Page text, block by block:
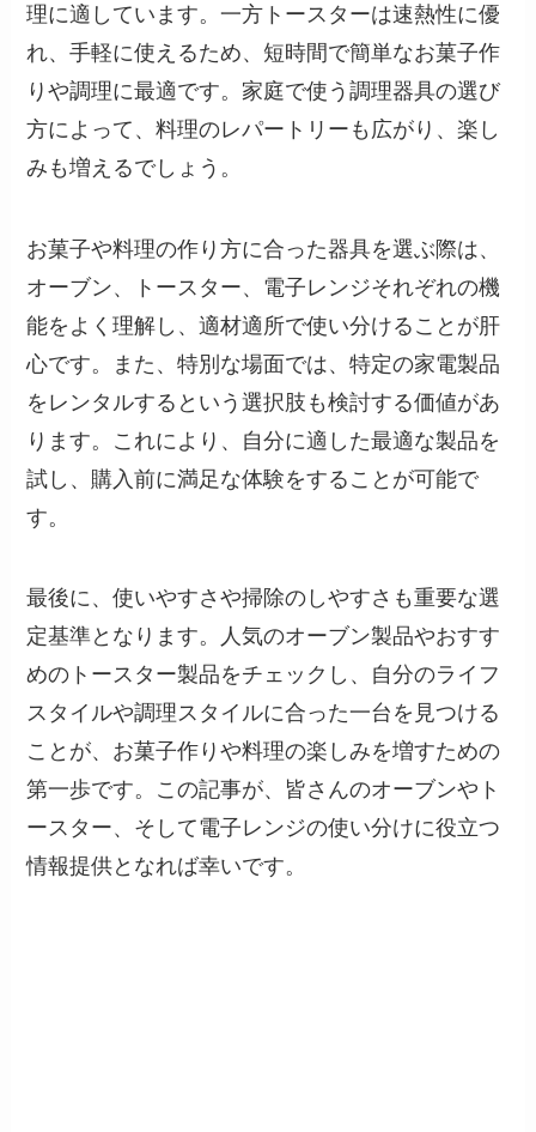
理に適しています。一方トースターは速熱性に優
れ、手軽に使えるため、短時間で簡単なお菓子作
りや調理に最適です。家庭で使う調理器具の選び
方によって、料理のレパートリーも広がり、楽し
みも増えるでしょう。
お菓子や料理の作り方に合った器具を選ぶ際は、
オーブン、トースター、電子レンジそれぞれの機
能をよく理解し、適材適所で使い分けることが肝
心です。また、特別な場面では、特定の家電製品
をレンタルするという選択肢も検討する価値があ
ります。これにより、自分に適した最適な製品を
試し、購入前に満足な体験をすることが可能で
す。
最後に、使いやすさや掃除のしやすさも重要な選
定基準となります。人気のオーブン製品やおすす
めのトースター製品をチェックし、自分のライフ
スタイルや調理スタイルに合った一台を見つける
ことが、お菓子作りや料理の楽しみを増すための
第一歩です。この記事が、皆さんのオーブンやト
ースター、そして電子レンジの使い分けに役立つ
情報提供となれば幸いです。